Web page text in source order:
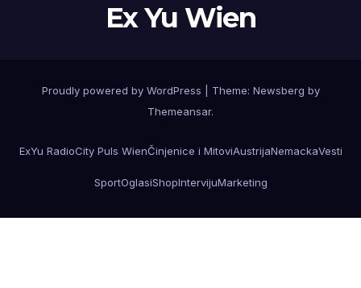
Ex Yu Wien
Proudly powered by WordPress Theme: Newsberg by
Themeansar.
ExYu RadioCity Puls WienČinjenice i MitoviAustrijaNemackaVesti
SportOglasiShopIntervijuMarketing